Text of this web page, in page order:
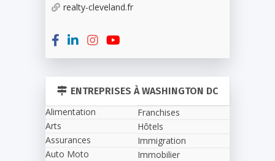
realty-cleveland.fr
ENTREPRISES À WASHINGTON DC
Alimentation
Arts
Assurances
Auto Moto
Franchises
Hôtels
Immigration
Immobilier